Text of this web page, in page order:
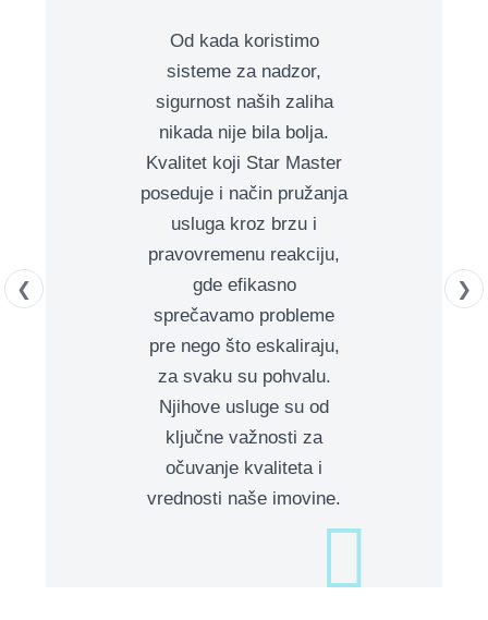
Od kada koristimo
sisteme za nadzor,
sigurnost naših zaliha
nikada nije bila bolja.
Kvalitet koji Star Master
poseduje i način pružanja
usluga kroz brzu i
pravovremenu reakciju,
gde efikasno
sprečavamo probleme
pre nego što eskaliraju,
za svaku su pohvalu.
Njihove usluge su od
ključne važnosti za
očuvanje kvaliteta i
vrednosti naše imovine.
❮ ❯